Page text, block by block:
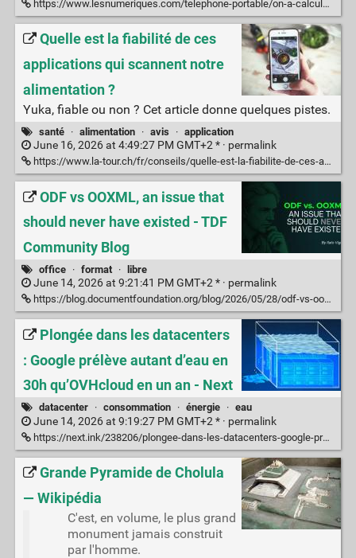
https://www.lesnumeriques.com/telephone-portable/on-a-calcule-le-cout-reel-de-la-charge-de-votre-smartphone-et-la-surprise-est-totale-n236828.html
Quelle est la fiabilité de ces
applications qui scannent notre
alimentation ?
Yuka, fiable ou non ? Cet article donne quelques pistes.
santé · alimentation · avis · application
June 16, 2026 at 4:49:27 PM GMT+2 * · permalink
https://www.la-tour.ch/fr/conseils/quelle-est-la-fiabilite-de-ces-applications-qui-scannent-notre-alimentation
ODF vs OOXML, an issue that
should never have existed - TDF
Community Blog
office · format · libre
June 14, 2026 at 9:21:41 PM GMT+2 * · permalink
https://blog.documentfoundation.org/blog/2026/05/28/odf-vs-ooxml-an-issue-that-should-never-have-existed/
Plongée dans les datacenters
: Google prélève autant d’eau en
30h qu’OVHcloud en un an - Next
datacenter · consommation · énergie · eau
June 14, 2026 at 9:19:27 PM GMT+2 * · permalink
https://next.ink/238206/plongee-dans-les-datacenters-google-preleve-autant-deau-en-30h-quovhcloud-en-un-an/
Grande Pyramide de Cholula
— Wikipédia
C'est, en volume, le plus grand
monument jamais construit
par l'homme.